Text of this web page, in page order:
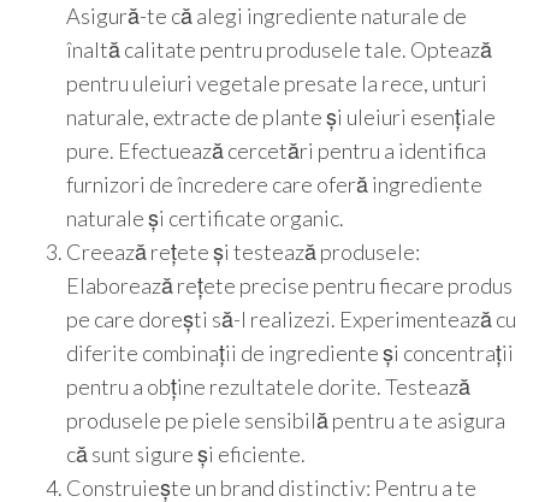
Asigură-te că alegi ingrediente naturale de
înaltă calitate pentru produsele tale. Optează
pentru uleiuri vegetale presate la rece, unturi
naturale, extracte de plante și uleiuri esențiale
pure. Efectuează cercetări pentru a identifica
furnizori de încredere care oferă ingrediente
naturale și certificate organic.
Creează rețete și testează produsele:
Elaborează rețete precise pentru fiecare produs
pe care dorești să-l realizezi. Experimentează cu
diferite combinații de ingrediente și concentrații
pentru a obține rezultatele dorite. Testează
produsele pe piele sensibilă pentru a te asigura
că sunt sigure și eficiente.
Construiește un brand distinctiv: Pentru a te